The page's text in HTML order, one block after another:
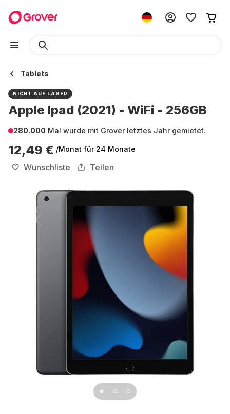
Tablets
NICHT AUF LAGER
Apple Ipad (2021) - WiFi - 256GB
280.000 Mal wurde mit Grover letztes Jahr gemietet.
12,49 € /Monat für 24 Monate
Wunschliste Teilen